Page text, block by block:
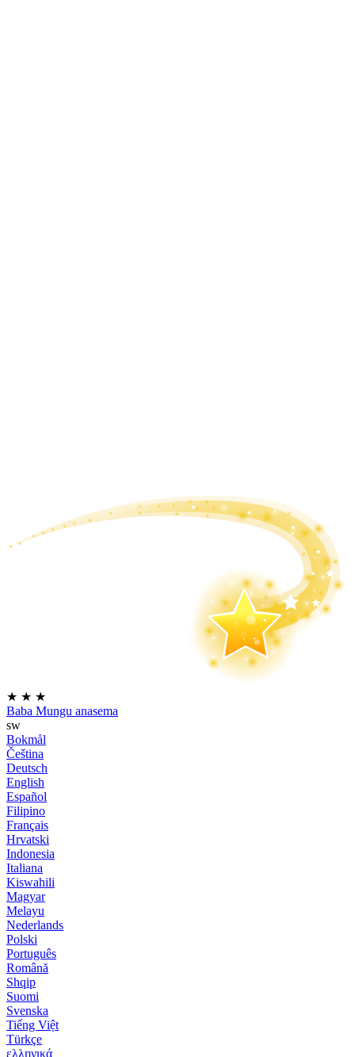
★ ★ ★
Baba Mungu anasema
sw
Bokmål
Čeština
Deutsch
English
Español
Filipino
Français
Hrvatski
Indonesia
Italiana
Kiswahili
Magyar
Melayu
Nederlands
Polski
Português
Română
Shqip
Suomi
Svenska
Tiếng Việt
Türkçe
ελληνικά